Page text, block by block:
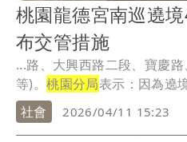
桃園龍德宮南巡遶
布交管措施
...路、大興西路二段、寶慶
等)。桃園分局表示：因為遶
時間，...
社會 2026/04/11 15:23